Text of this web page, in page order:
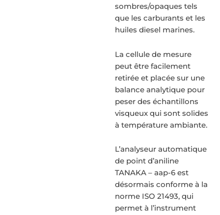
sombres/opaques tels
que les carburants et les
huiles diesel marines.
La cellule de mesure
peut être facilement
retirée et placée sur une
balance analytique pour
peser des échantillons
visqueux qui sont solides
à température ambiante.
L’analyseur automatique
de point d’aniline
TANAKA – aap-6 est
désormais conforme à la
norme ISO 21493, qui
permet à l’instrument